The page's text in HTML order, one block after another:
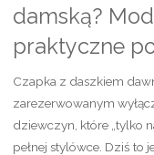
forum,
i
ranking
damską?
praktyczne
Czapka z daszkiem
zarezerwowanym
dziewczyn, które „tylko
pełnej stylówce. Dziś to